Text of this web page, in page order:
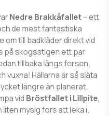
Nedre Brakkåfallet– ett
de mest fantastiska
om till badkläder direkt vid
på skogsstigen ett par
tillbaka längs forsen.
vuxna! Hällarna är så släta
längre än planerat.
vid Bröstfallet i Lillpite,
mysig fors att leka i.